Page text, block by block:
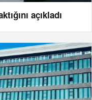
açıkladı